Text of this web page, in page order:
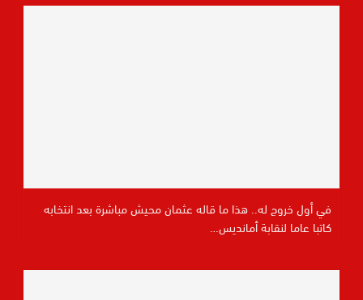
في أول خروج له.. هذا ما قاله عثمان محيش مباشرة بعد انتخابه
كاتبا عاما لنقابة أمانديس…